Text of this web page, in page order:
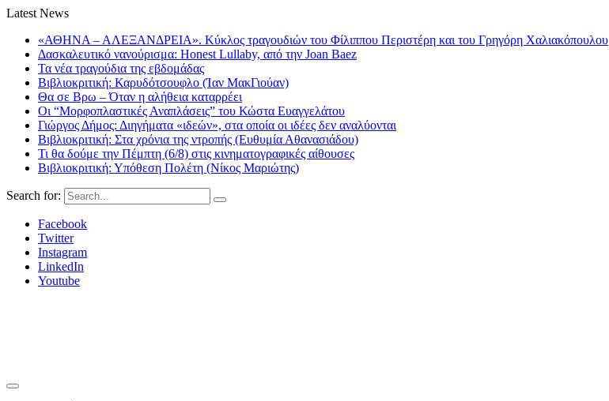
Latest News
«ΑΘΗΝΑ – ΑΛΕΞΑΝΔΡΕΙΑ». Κύκλος τραγουδιών του Φίλιππου Περιστέρη και του Γρηγόρη Χαλιακόπουλου
Δασκαλευτικό νανούρισμα: Honest Lullaby, από την Joan Baez
Τα νέα τραγούδια της εβδομάδας
Βιβλιοκριτική: Καρυδότσουφλο (Ίαν ΜακΓιούαν)
Θα σε Βρω – Όταν η αλήθεια καταρρέει
Οι “Μορφοπλαστικές Αναπλάσεις” του Κώστα Ευαγγελάτου
Γιώργος Δήμος: Διηγήματα «ιδεών», στα οποία οι ιδέες δεν αναλύονται
Βιβλιοκριτική: Στα χρόνια της ντροπής (Ευθυμία Αθανασιάδου)
Τι θα δούμε την Πέμπτη (6/8) στις κινηματογραφικές αίθουσες
Βιβλιοκριτική: Υπόθεση Πολέτη (Νίκος Μαριώτης)
Search for:
Facebook
Twitter
Instagram
LinkedIn
Youtube